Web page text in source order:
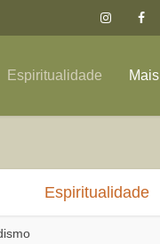
Espiritualidade Mais
Espiritualidade